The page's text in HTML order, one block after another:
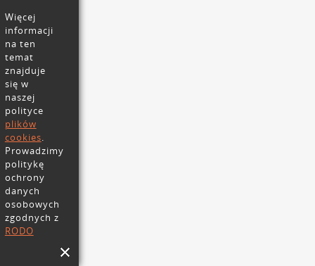
Więcej
informacji
na ten
temat
znajduje
się w
naszej
polityce
plików
cookies.
Prowadzimy
politykę
ochrony
danych
osobowych
zgodnych z
RODO